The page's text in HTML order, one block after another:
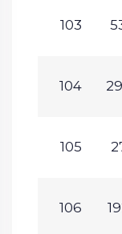
103
104
105
106